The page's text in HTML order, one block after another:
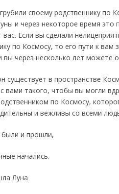
своему родственнику по
и через некоторое время это
вас. Если вы сделали
по Космосу, то его пути к
вы через несколько лет можете
существует в пространстве
вами такого, чтобы вы могли
по Космосу,
и вежливы со всеми
были и прошли,
начались.
Луна